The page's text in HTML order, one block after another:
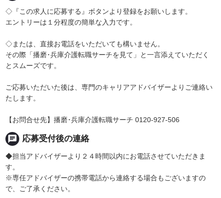
◇『この求人に応募する』ボタンより登録をお願いします。
エントリーは１分程度の簡単な入力です。
◇または、直接お電話をいただいても構いません。
その際「播磨･兵庫介護転職サーチを見て」と一言添えていただく
とスムーズです。
ご応募いただいた後は、専門のキャリアアドバイザーよりご連絡い
たします。
【お問合せ先】播磨･兵庫介護転職サーチ 0120-927-506
chat 応募受付後の連絡
◆担当アドバイザーより２４時間以内にお電話させていただきま
す。
※専任アドバイザーの携帯電話から連絡する場合もございますの
で、ご了承ください。